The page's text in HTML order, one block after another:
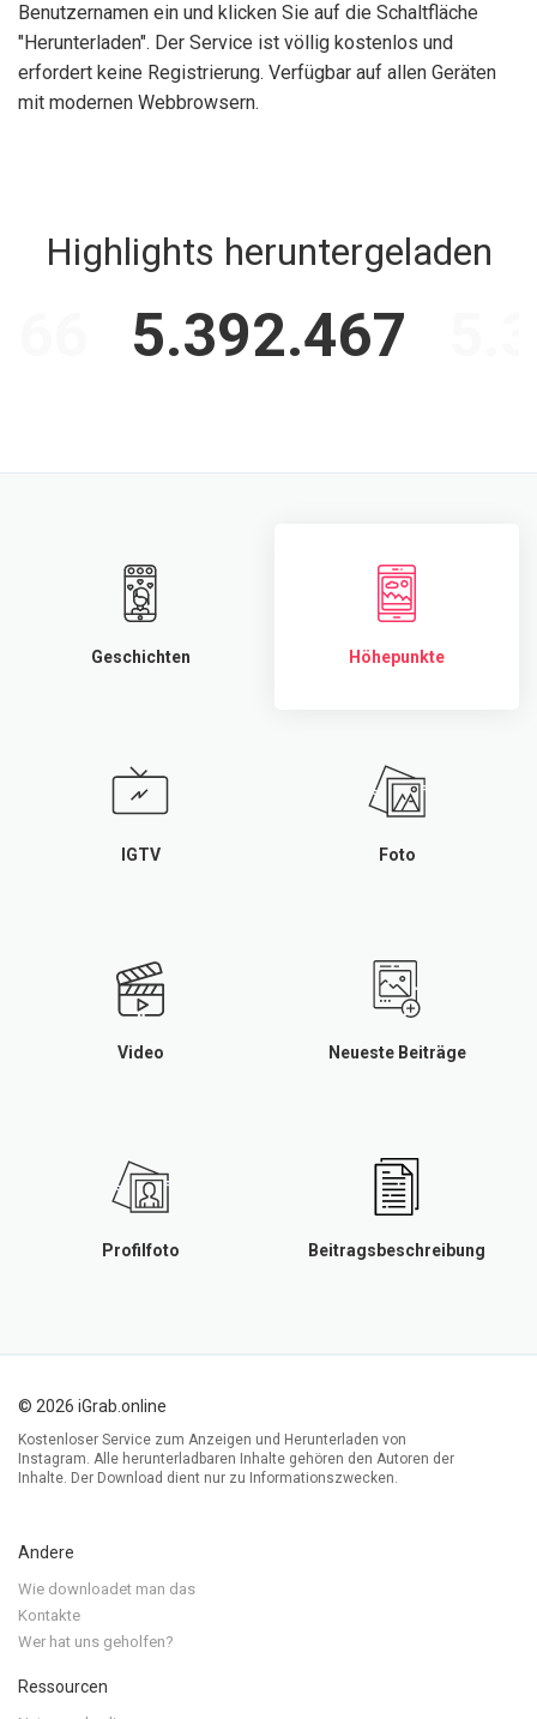
Benutzernamen ein und klicken Sie auf die Schaltfläche
"Herunterladen". Der Service ist völlig kostenlos und
erfordert keine Registrierung. Verfügbar auf allen Geräten
mit modernen Webbrowsern.
Highlights heruntergeladen
5.392.467
Geschichten Höhepunkte
IGTV Foto
Video Neueste Beiträge
Profilfoto Beitragsbeschreibung
© 2026 iGrab.online
Kostenloser Service zum Anzeigen und Herunterladen von
Instagram. Alle herunterladbaren Inhalte gehören den Autoren der
Inhalte. Der Download dient nur zu Informationszwecken.
Andere
Wie downloadet man das
Kontakte
Wer hat uns geholfen?
Ressourcen